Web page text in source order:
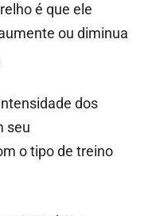
é que ele
ou diminua
dos
seu
o tipo de treino